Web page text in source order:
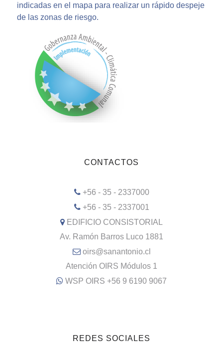
indicadas en el mapa para realizar un rápido despeje
de las zonas de riesgo.
CONTACTOS
+56 - 35 - 2337000
+56 - 35 - 2337001
EDIFICIO CONSISTORIAL
Av. Ramón Barros Luco 1881
oirs@sanantonio.cl
Atención OIRS Módulos 1
WSP OIRS +56 9 6190 9067
REDES SOCIALES